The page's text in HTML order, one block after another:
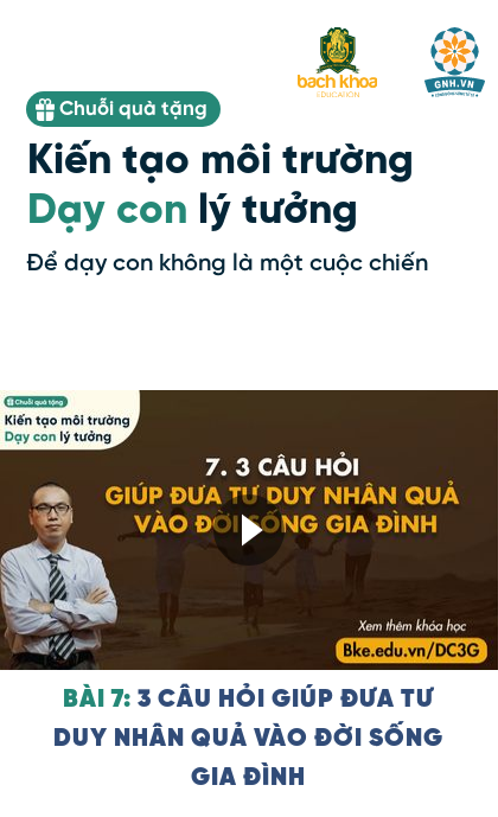
Kiến tạo môi trường
Để dạy con không là một cuộc chiến
Dạy con lý tưởng
Chuỗi quà tặng
BÀI 7: 3 CÂU HỎI GIÚP ĐƯA TƯ
DUY NHÂN QUẢ VÀO ĐỜI SỐNG
GIA ĐÌNH